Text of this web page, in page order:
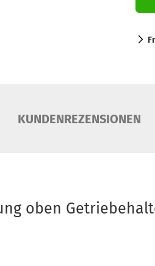
KUNDENREZENSIONEN
oben